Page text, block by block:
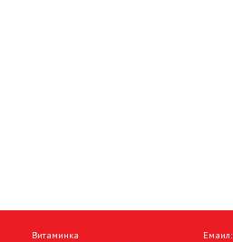
Витаминка
Емаил: